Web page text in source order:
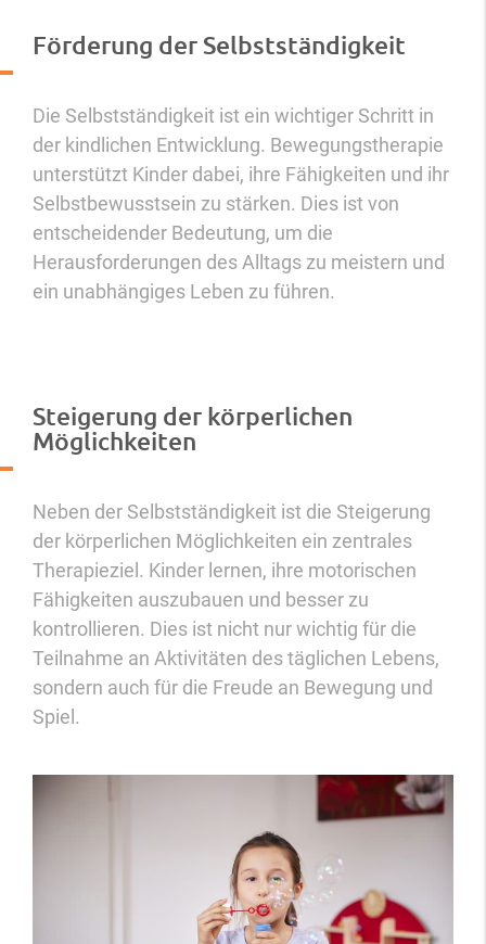
Förderung der Selbstständigkeit
Die Selbstständigkeit ist ein wichtiger Schritt in
der kindlichen Entwicklung. Bewegungstherapie
unterstützt Kinder dabei, ihre Fähigkeiten und ihr
Selbstbewusstsein zu stärken. Dies ist von
entscheidender Bedeutung, um die
Herausforderungen des Alltags zu meistern und
ein unabhängiges Leben zu führen.
Steigerung der körperlichen
Möglichkeiten
Neben der Selbstständigkeit ist die Steigerung
der körperlichen Möglichkeiten ein zentrales
Therapieziel. Kinder lernen, ihre motorischen
Fähigkeiten auszubauen und besser zu
kontrollieren. Dies ist nicht nur wichtig für die
Teilnahme an Aktivitäten des täglichen Lebens,
sondern auch für die Freude an Bewegung und
Spiel.